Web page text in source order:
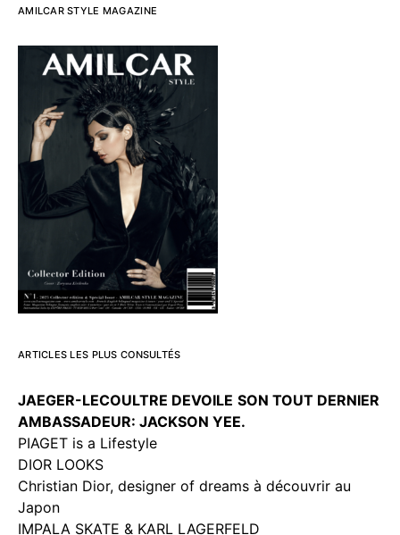
AMILCAR STYLE MAGAZINE
ARTICLES LES PLUS CONSULTÉS
JAEGER-LECOULTRE DEVOILE SON TOUT DERNIER
AMBASSADEUR: JACKSON YEE.
PIAGET is a Lifestyle
DIOR LOOKS
Christian Dior, designer of dreams à découvrir au
Japon
IMPALA SKATE & KARL LAGERFELD